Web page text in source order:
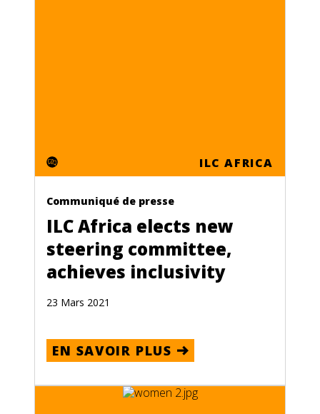
ILC AFRICA
Communiqué de presse
ILC Africa elects new
steering committee,
achieves inclusivity
23 Mars 2021
EN SAVOIR PLUS